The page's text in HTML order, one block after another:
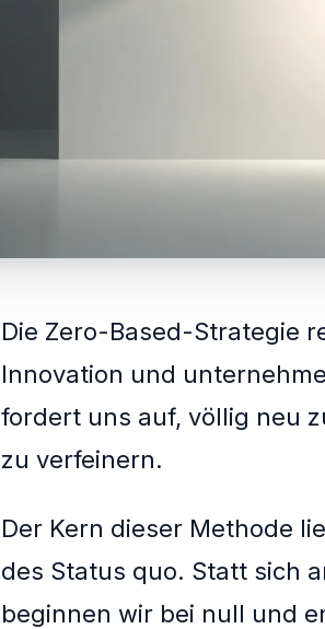
Die Zero-Based-Strategie
Innovation und
fordert uns auf, völlig neu
zu verfeinern.
Der Kern dieser Methode
des Status quo. Statt sich
beginnen wir bei null und